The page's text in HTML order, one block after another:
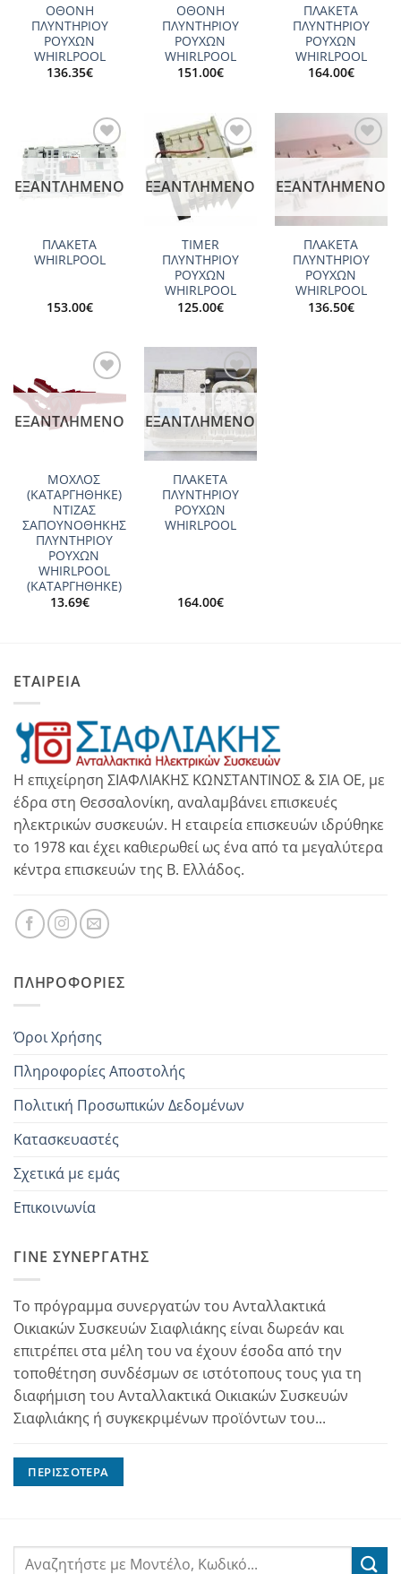
ΟΘΟΝΗ
ΠΛΥΝΤΗΡΙΟΥ
ΡΟΥΧΩΝ
WHIRLPOOL
136.35€
ΟΘΟΝΗ
ΠΛΥΝΤΗΡΙΟΥ
ΡΟΥΧΩΝ
WHIRLPOOL
151.00€
ΠΛΑΚΕΤΑ
ΠΛΥΝΤΗΡΙΟΥ
ΡΟΥΧΩΝ
WHIRLPOOL
164.00€
Add to
wishlist
ΕΞΑΝΤΛΗΜΈΝΟ
ΠΛΑΚΕΤΑ
WHIRLPOOL
153.00€
Add to
wishlist
ΕΞΑΝΤΛΗΜΈΝΟ
TIMER
ΠΛΥΝΤΗΡΙΟΥ
ΡΟΥΧΩΝ
WHIRLPOOL
125.00€
Add to
wishlist
ΕΞΑΝΤΛΗΜΈΝΟ
ΠΛΑΚΕΤΑ
ΠΛΥΝΤΗΡΙΟΥ
ΡΟΥΧΩΝ
WHIRLPOOL
136.50€
Add to
wishlist
ΕΞΑΝΤΛΗΜΈΝΟ
ΜΟΧΛΟΣ
(ΚΑΤΑΡΓΗΘΗΚΕ)
ΝΤΙΖΑΣ
ΣΑΠΟΥΝΟΘΗΚΗΣ
ΠΛΥΝΤΗΡΙΟΥ
ΡΟΥΧΩΝ
WHIRLPOOL
(ΚΑΤΑΡΓΗΘΗΚΕ)
13.69€
Add to
wishlist
ΕΞΑΝΤΛΗΜΈΝΟ
ΠΛΑΚΕΤΑ
ΠΛΥΝΤΗΡΙΟΥ
ΡΟΥΧΩΝ
WHIRLPOOL
164.00€
ΕΤΑΙΡΕΙΑ
Η επιχείρηση ΣΙΑΦΛΙΑΚΗΣ ΚΩΝΣΤΑΝΤΙΝΟΣ & ΣΙΑ ΟΕ, με
έδρα στη Θεσσαλονίκη, αναλαμβάνει επισκευές
ηλεκτρικών συσκευών. Η εταιρεία επισκευών ιδρύθηκε
το 1978 και έχει καθιερωθεί ως ένα από τα μεγαλύτερα
κέντρα επισκευών της Β. Ελλάδος.
ΠΛΗΡΟΦΟΡΊΕΣ
Όροι Χρήσης
Πληροφορίες Αποστολής
Πολιτική Προσωπικών Δεδομένων
Κατασκευαστές
Σχετικά με εμάς
Επικοινωνία
ΓΊΝΕ ΣΥΝΕΡΓΆΤΗΣ
Το πρόγραμμα συνεργατών του Ανταλλακτικά
Οικιακών Συσκευών Σιαφλιάκης είναι δωρεάν και
επιτρέπει στα μέλη του να έχουν έσοδα από την
τοποθέτηση συνδέσμων σε ιστότοπους τους για τη
διαφήμιση του Ανταλλακτικά Οικιακών Συσκευών
Σιαφλιάκης ή συγκεκριμένων προϊόντων του...
ΠΕΡΙΣΣΌΤΕΡΑ